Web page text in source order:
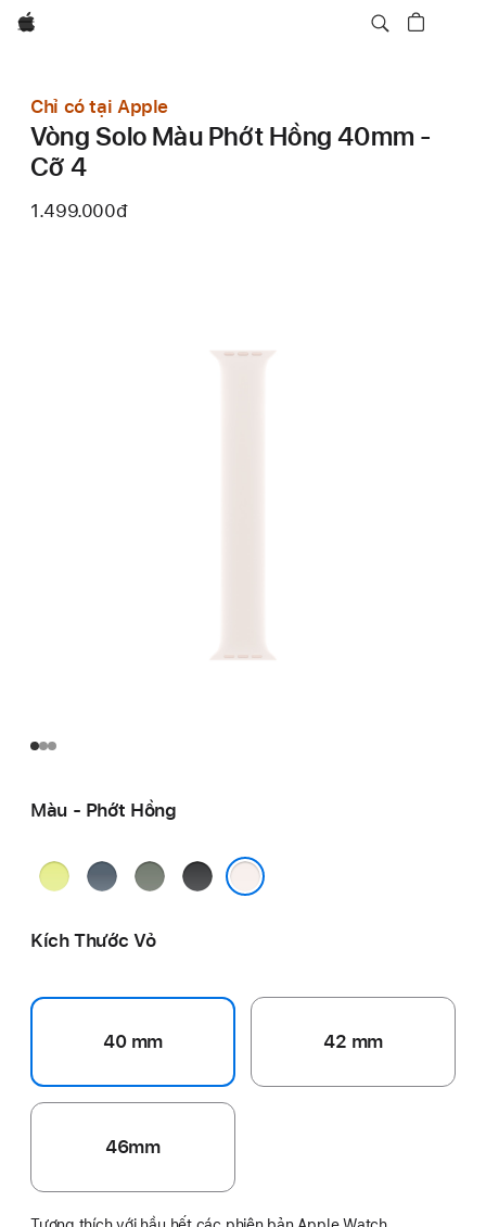
Apple
Chỉ có tại Apple
Vòng Solo Màu Phớt Hồng 40mm -
Cỡ 4
1.499.000đ
Màu - Phớt Hồng
Vàng
Quang
Xanh
Neo
Xám
Đen
Kích Thước Vỏ
40 mm 42 mm
46mm